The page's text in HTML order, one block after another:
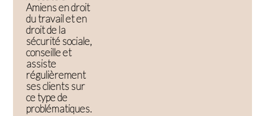
Amiens en droit
du travail et en
droit de la
sécurité sociale,
conseille et
assiste
régulièrement
ses clients sur
ce type de
problématiques.